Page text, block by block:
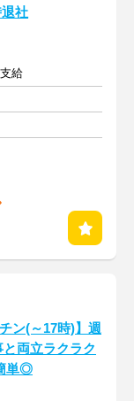
社
給
ン(～17時)】週
両立ラクラク
単◎